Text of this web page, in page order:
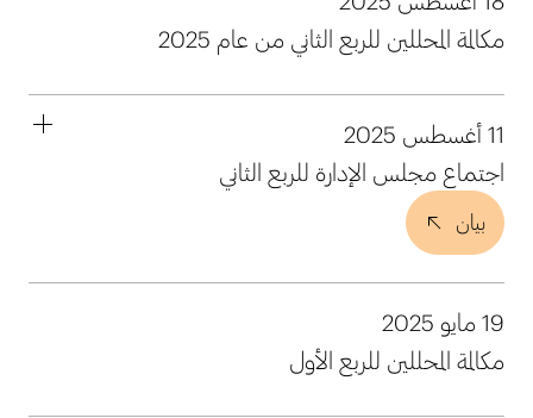
مكالمة المحللين للربع الثاني من عام 2025
11 أغسطس 2025
اجتماع مجلس الإدارة للربع الثاني
بيان
19 مايو 2025
مكالمة المحللين للربع الأول